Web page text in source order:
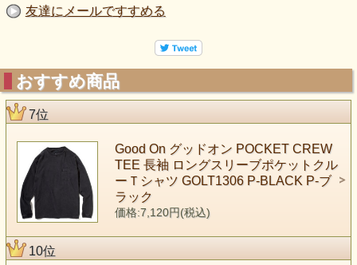
友達にメールですすめる
おすすめ商品
7位
Good On グッドオン POCKET CREW
TEE 長袖 ロングスリーブポケットクル
ーＴシャツ GOLT1306 P-BLACK P-ブ
ラック
価格:7,120円(税込)
10位